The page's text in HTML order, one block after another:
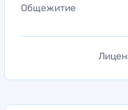
Общежитие